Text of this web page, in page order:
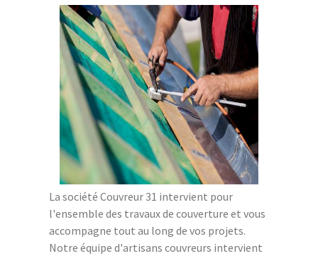
La société Couvreur 31 intervient pour
l'ensemble des travaux de couverture et vous
accompagne tout au long de vos projets.
Notre équipe d'artisans couvreurs intervient